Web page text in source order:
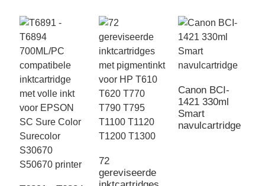
72
gereviseerde
Canon BCI-
1421 330ml
Smart
navulcartridge